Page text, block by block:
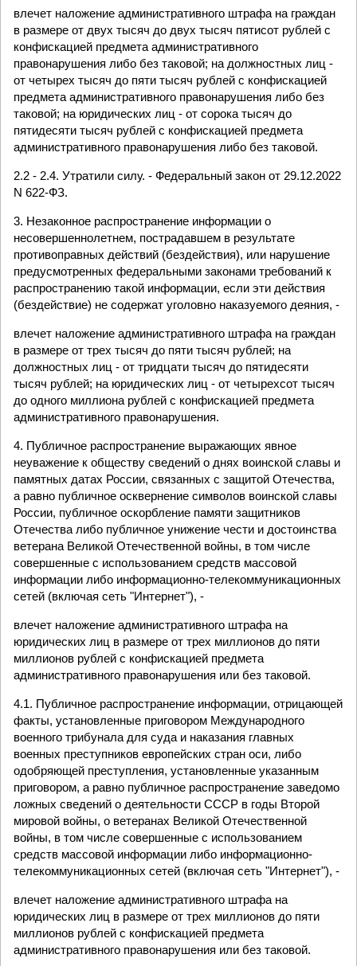
влечет наложение административного штрафа на граждан
в размере от двух тысяч до двух тысяч пятисот рублей с
конфискацией предмета административного
правонарушения либо без таковой; на должностных лиц -
от четырех тысяч до пяти тысяч рублей с конфискацией
предмета административного правонарушения либо без
таковой; на юридических лиц - от сорока тысяч до
пятидесяти тысяч рублей с конфискацией предмета
административного правонарушения либо без таковой.
2.2 - 2.4. Утратили силу. - Федеральный закон от 29.12.2022
N 622-ФЗ.
3. Незаконное распространение информации о
несовершеннолетнем, пострадавшем в результате
противоправных действий (бездействия), или нарушение
предусмотренных федеральными законами требований к
распространению такой информации, если эти действия
(бездействие) не содержат уголовно наказуемого деяния, -
влечет наложение административного штрафа на граждан
в размере от трех тысяч до пяти тысяч рублей; на
должностных лиц - от тридцати тысяч до пятидесяти
тысяч рублей; на юридических лиц - от четырехсот тысяч
до одного миллиона рублей с конфискацией предмета
административного правонарушения.
4. Публичное распространение выражающих явное
неуважение к обществу сведений о днях воинской славы и
памятных датах России, связанных с защитой Отечества,
а равно публичное осквернение символов воинской славы
России, публичное оскорбление памяти защитников
Отечества либо публичное унижение чести и достоинства
ветерана Великой Отечественной войны, в том числе
совершенные с использованием средств массовой
информации либо информационно-телекоммуникационных
сетей (включая сеть "Интернет"), -
влечет наложение административного штрафа на
юридических лиц в размере от трех миллионов до пяти
миллионов рублей с конфискацией предмета
административного правонарушения или без таковой.
4.1. Публичное распространение информации, отрицающей
факты, установленные приговором Международного
военного трибунала для суда и наказания главных
военных преступников европейских стран оси, либо
одобряющей преступления, установленные указанным
приговором, а равно публичное распространение заведомо
ложных сведений о деятельности СССР в годы Второй
мировой войны, о ветеранах Великой Отечественной
войны, в том числе совершенные с использованием
средств массовой информации либо информационно-
телекоммуникационных сетей (включая сеть "Интернет"), -
влечет наложение административного штрафа на
юридических лиц в размере от трех миллионов до пяти
миллионов рублей с конфискацией предмета
административного правонарушения или без таковой.